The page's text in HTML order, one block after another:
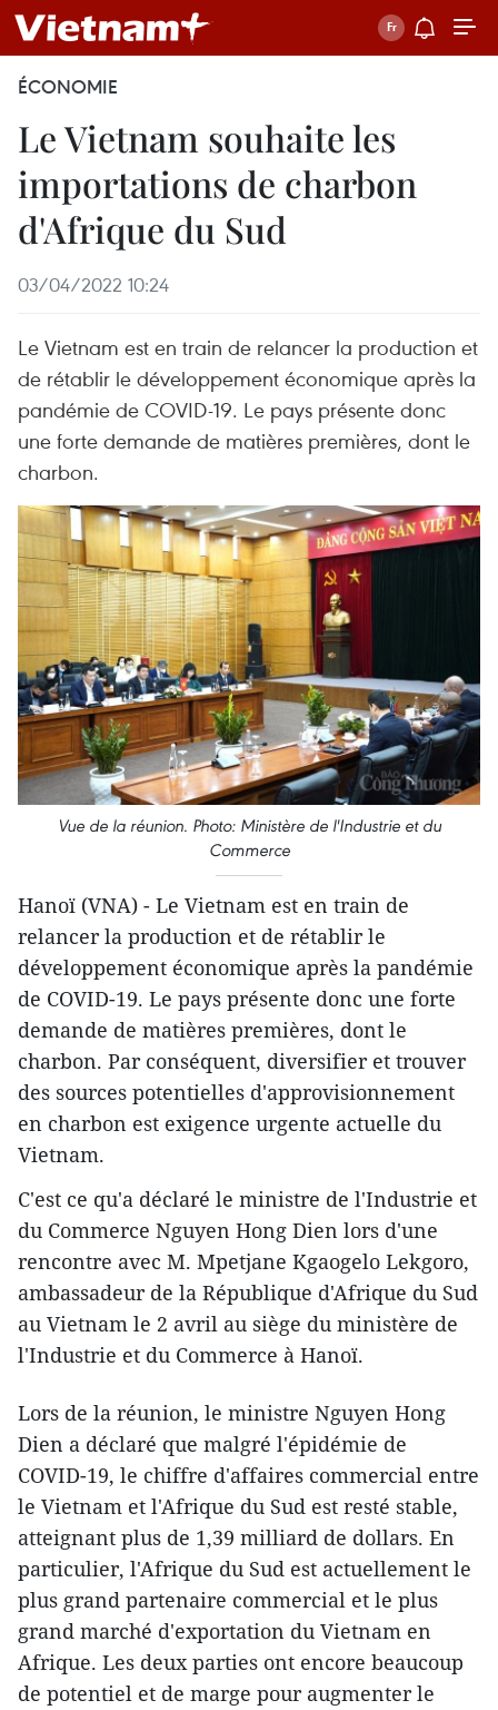
ÉCONOMIE
Le Vietnam souhaite les
importations de charbon
d'Afrique du Sud
03/04/2022 10:24
Le Vietnam est en train de relancer la production et
de rétablir le développement économique après la
pandémie de COVID-19. Le pays présente donc
une forte demande de matières premières, dont le
charbon.
Vue de la réunion. Photo: Ministère de l'Industrie et du
Commerce
Hanoï (VNA) - Le Vietnam est en train de
relancer la production et de rétablir le
développement économique après la pandémie
de COVID-19. Le pays présente donc une forte
demande de matières premières, dont le
charbon. Par conséquent, diversifier et trouver
des sources potentielles d'approvisionnement
en charbon est exigence urgente actuelle du
Vietnam.
C'est ce qu'a déclaré le ministre de l'Industrie et
du Commerce Nguyen Hong Dien lors d'une
rencontre avec M. Mpetjane Kgaogelo Lekgoro,
ambassadeur de la République d'Afrique du Sud
au Vietnam le 2 avril au siège du ministère de
l'Industrie et du Commerce à Hanoï.
Lors de la réunion, le ministre Nguyen Hong
Dien a déclaré que malgré l'épidémie de
COVID-19, le chiffre d'affaires commercial entre
le Vietnam et l'Afrique du Sud est resté stable,
atteignant plus de 1,39 milliard de dollars. En
particulier, l'Afrique du Sud est actuellement le
plus grand partenaire commercial et le plus
grand marché d'exportation du Vietnam en
Afrique. Les deux parties ont encore beaucoup
de potentiel et de marge pour augmenter le